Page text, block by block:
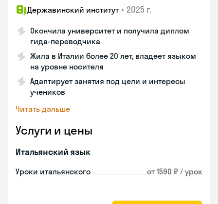
Державинский институт • 2025 г.
Окончила университет и получила диплом
гида-переводчика
Жила в Италии более 20 лет, владеет языком
на уровне носителя
Адаптирует занятия под цели и интересы
учеников
Читать дальше
Услуги и цены
Итальянский язык
Уроки итальянского от 1590 ₽ / урок